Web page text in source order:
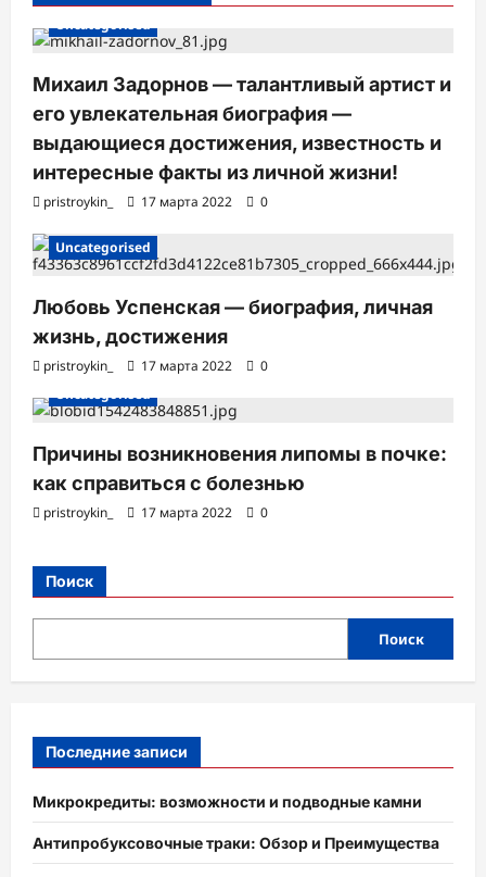
и Uncategorised
Михаил Задорнов — талантливый артист и
его увлекательная биография —
выдающиеся достижения, известность и
интересные факты из личной жизни!
pristroykin_ 17 марта 2022 0
Uncategorised
Любовь Успенская — биография, личная
жизнь, достижения
pristroykin_ 17 марта 2022
0
Uncategorised
Причины возникновения липомы в почке:
как справиться с болезнью
pristroykin_ 17 марта 2022 0
Поиск
Поиск
Последние записи
Микрокредиты: возможности и подводные камни
Антипробуксовочные траки: Обзор и Преимущества